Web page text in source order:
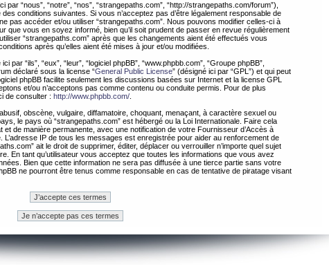
“nous”, “notre”, “nos”, “strangepaths.com”, “http://strangepaths.com/forum”),
conditions suivantes. Si vous n’acceptez pas d’être légalement responsable de
pas accéder et/ou utiliser “strangepaths.com”. Nous pouvons modifier celles-ci à
que vous en soyez informé, bien qu’il soit prudent de passer en revue régulièrement
“strangepaths.com” après que les changements aient été effectués vous
après qu’elles aient été mises à jour et/ou modifiées.
“ils”, “eux”, “leur”, “logiciel phpBB”, “www.phpbb.com”, “Groupe phpBB”,
déclaré sous la license “General Public License” (désigné ici par “GPL”) et qui peut
phpBB facilite seulement les discussions basées sur Internet et la license GPL
et/ou n’acceptons pas comme contenu ou conduite permis. Pour de plus
de consulter : http://www.phpbb.com/
obscène, vulgaire, diffamatoire, choquant, menaçant, à caractère sexuel ou
le pays où “strangepaths.com” est hébergé ou la Loi Internationale. Faire cela
de manière permanente, avec une notification de votre Fournisseur d’Accès à
L’adresse IP de tous les messages est enregistrée pour aider au renforcement de
ait le droit de supprimer, éditer, déplacer ou verrouiller n’importe quel sujet
En tant qu’utilisateur vous acceptez que toutes les informations que vous avez
Bien que cette information ne sera pas diffusée à une tierce partie sans votre
ne pourront être tenus comme responsable en cas de tentative de piratage visant